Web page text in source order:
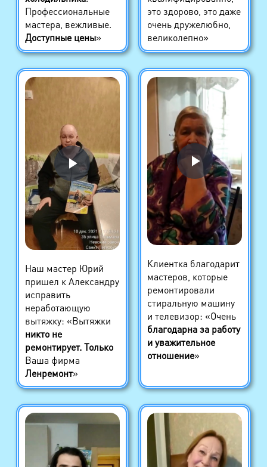
Профессиональные
мастера, вежливые.
Доступные цены»
это здорово, это даже
очень дружелюбно,
великолепно»
Наш мастер Юрий
пришел к Александру
исправить
неработающую
вытяжку: «Вытяжки
никто не
ремонтирует. Только
Ваша фирма
Ленремонт»
Клиентка благодарит
мастеров, которые
ремонтировали
стиральную машину
и телевизор: «Очень
благодарна за работу
и уважительное
отношение»